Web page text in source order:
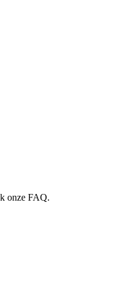
onze FAQ.